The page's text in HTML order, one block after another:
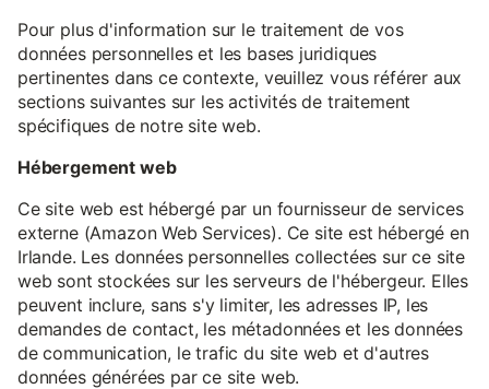
Pour plus d'information sur le traitement de vos
données personnelles et les bases juridiques
pertinentes dans ce contexte, veuillez vous référer aux
sections suivantes sur les activités de traitement
spécifiques de notre site web.
Hébergement web
Ce site web est hébergé par un fournisseur de services
externe (Amazon Web Services). Ce site est hébergé en
Irlande. Les données personnelles collectées sur ce site
web sont stockées sur les serveurs de l'hébergeur. Elles
peuvent inclure, sans s'y limiter, les adresses IP, les
demandes de contact, les métadonnées et les données
de communication, le trafic du site web et d'autres
données générées par ce site web.